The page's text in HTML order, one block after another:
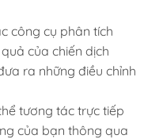
công cụ phân tích
của chiến dịch
ra những điều chỉnh
tương tác trực tiếp
của bạn thông qua